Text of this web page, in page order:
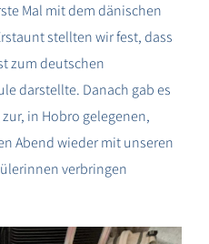
Mal mit dem dänischen
stellten wir fest, dass
zum deutschen
darstellte. Danach gab es
in Hobro gelegenen,
Abend wieder mit unseren
verbringen